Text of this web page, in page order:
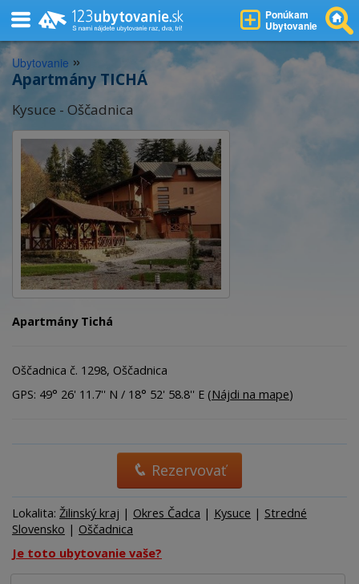
Ponúkam
Ubytovanie
Ubytovanie »
Apartmány TICHÁ
Kysuce - Oščadnica
Apartmány Tichá
Oščadnica č. 1298, Oščadnica
GPS: 49° 26' 11.7'' N / 18° 52' 58.8'' E (Nájdi na mape)
Rezervovať
Lokalita: Žilinský kraj | Okres Čadca | Kysuce | Stredné
Slovensko | Oščadnica
Je toto ubytovanie vaše?